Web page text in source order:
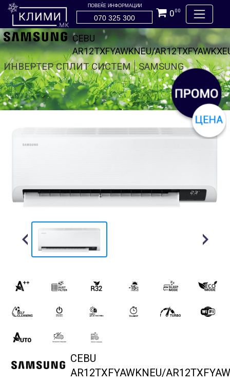
ПОВЕЌЕ ИНФОРМАЦИИ
070 325 300 000
CEBU
AR12TXFYAWKNEU/
ИНВЕРТЕР СПЛИТ СИСТЕМ SAMSUNG
Previous Next
CEBU
AR12TXFYAWKNEU/